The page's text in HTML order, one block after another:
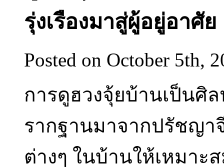
รุ่งเรืองมาสู่ผู้อยู่อาศัย
Posted on October 5th,
การดูฮวงจุ้ยบ้านเป็นศิ
รากฐานมาจากปรัชญา
ต่างๆ ในบ้านให้เหมาะ